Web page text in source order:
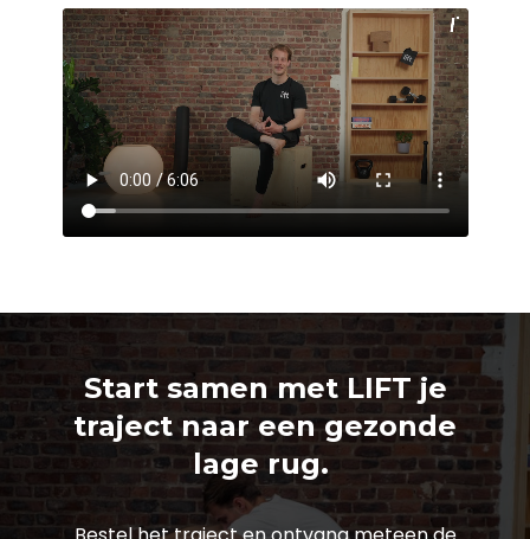
Start samen met LIFT je
traject naar een gezonde
lage rug.